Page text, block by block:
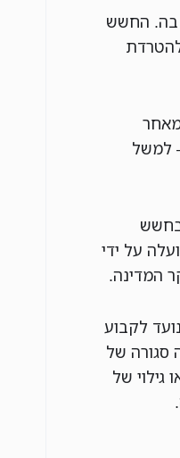
בה. החשש
למשל
בחשש
על ידי
המדינה.
נועד לקבוע
סגורה של
גילוי של